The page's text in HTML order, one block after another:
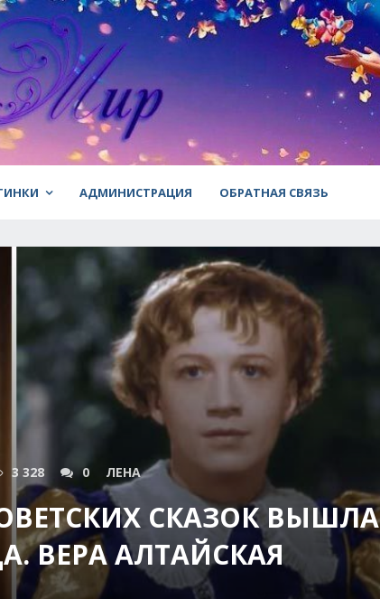
АДМИНИСТРАЦИЯ ОБРАТНАЯ СВЯЗЬ
3 328 0 ЛЕНА
СКАЗОК ВЫШЛА
ВЕРА АЛТАЙСКАЯ